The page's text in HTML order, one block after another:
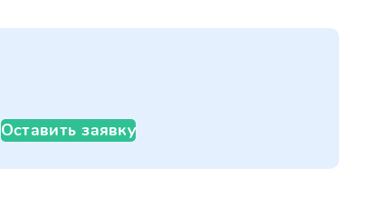
Оставить заявку